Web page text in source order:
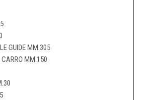
GUIDE MM.305
MM.150